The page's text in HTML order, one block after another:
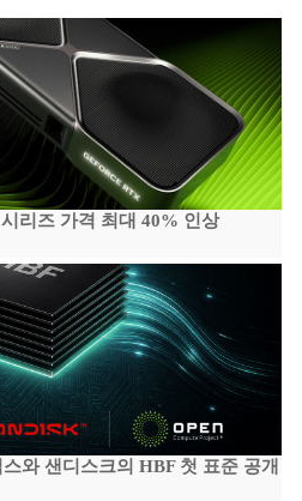
리즈 가격 최대 40% 인상
와 샌디스크의 HBF 첫 표준 공개